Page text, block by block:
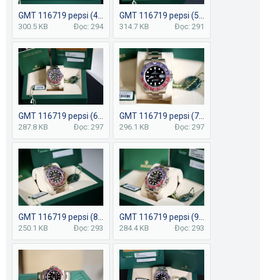
300.5 KB Đọc: 294 314.7 KB Đọc: 291
GMT 116719 pepsi (6).JPG
287.8 KB Đọc: 297
GMT 116719 pepsi (7).JPG
296.1 KB Đọc: 297
250.1 KB Đọc: 293 284.4 KB Đọc: 293